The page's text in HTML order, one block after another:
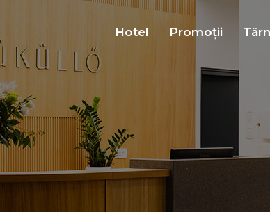
Hotel Promoții